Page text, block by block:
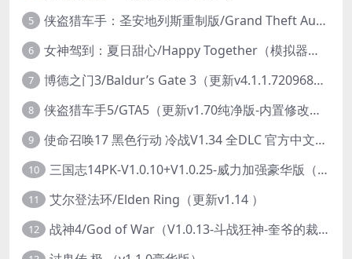
5 侠盗猎车手：圣安地列斯重制版/Grand Theft Auto: San Andreas – The Definitive Edition（更新v1.113.49697469）
6 女神驾到：夏日甜心/Happy Together（模拟器版-升级豪华终极珍藏版+全DLC）
7 博德之门3/Baldur’s Gate 3（更新v4.1.1.7209685）
8 侠盗猎车手5/GTA5（更新v1.70纯净版-内置修改器+通关存档）
9 使命召唤17 黑色行动 冷战V1.34 全DLC 官方中文版COD17
10 三国志14PK-V1.0.10+V1.0.25-威力加强豪华版（武将面容套装-全DLC+季票+特典+中文语音+编辑修改器）
11 艾尔登法环/Elden Ring（更新v1.14 ）
12 战神4/God of War（V1.0.13-斗战狂神-奎爷的裁决+全DLC）